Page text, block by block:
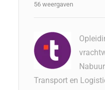
56 weergaven
Transport en